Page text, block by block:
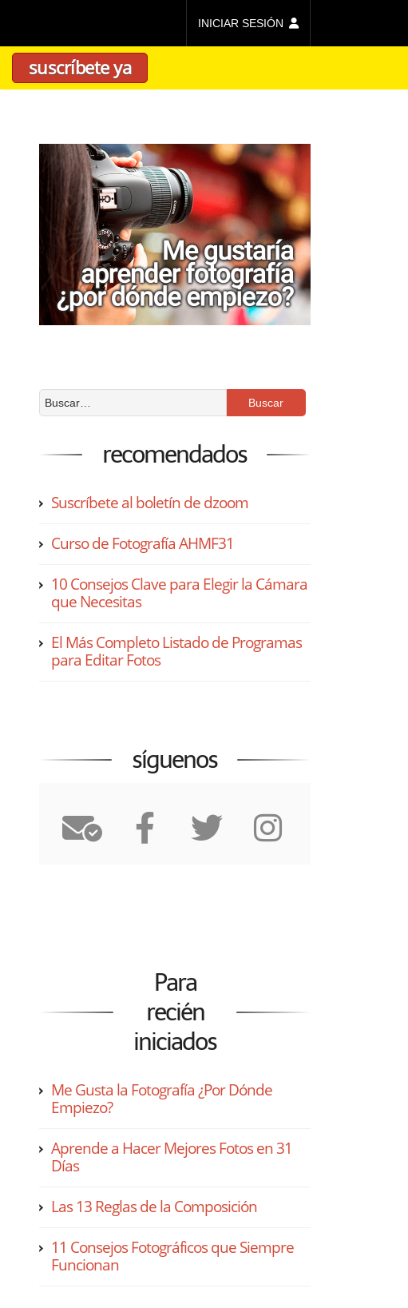
INICIAR SESIÓN
suscríbete ya
recomendados
Suscríbete al boletín de dzoom
Curso de Fotografía AHMF31
10 Consejos Clave para Elegir la Cámara
que Necesitas
El Más Completo Listado de Programas
para Editar Fotos
síguenos
Para
recién
iniciados
Me Gusta la Fotografía ¿Por Dónde
Empiezo?
Aprende a Hacer Mejores Fotos en 31
Días
Las 13 Reglas de la Composición
11 Consejos Fotográficos que Siempre
Funcionan